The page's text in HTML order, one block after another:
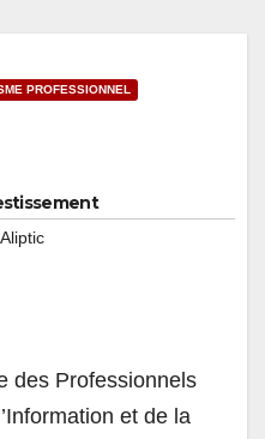
PROFESSIONNEL
Aliptic
des Professionnels
et de la